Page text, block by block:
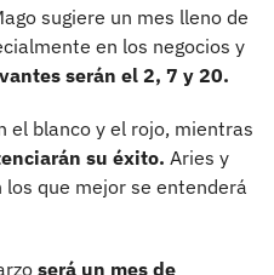
sugiere un mes lleno de
en los negocios y
serán el 2, 7 y 20.
el blanco y el rojo, mientras
su éxito. Aries y
los que mejor se entenderá
será un mes de